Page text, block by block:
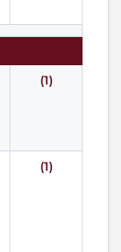
(1)
(1)